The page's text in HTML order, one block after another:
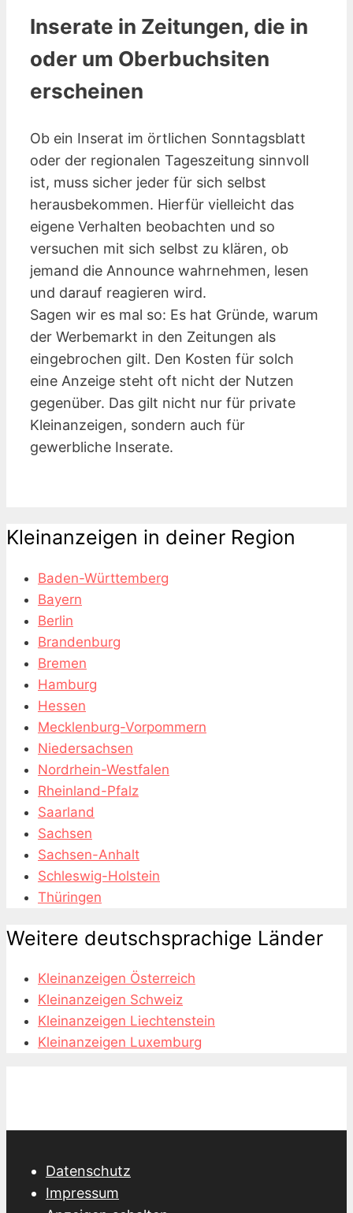
Inserate in Zeitungen, die in
oder um Oberbuchsiten
erscheinen
Ob ein Inserat im örtlichen Sonntagsblatt
oder der regionalen Tageszeitung sinnvoll
ist, muss sicher jeder für sich selbst
herausbekommen. Hierfür vielleicht das
eigene Verhalten beobachten und so
versuchen mit sich selbst zu klären, ob
jemand die Announce wahrnehmen, lesen
und darauf reagieren wird.
Sagen wir es mal so: Es hat Gründe, warum
der Werbemarkt in den Zeitungen als
eingebrochen gilt. Den Kosten für solch
eine Anzeige steht oft nicht der Nutzen
gegenüber. Das gilt nicht nur für private
Kleinanzeigen, sondern auch für
gewerbliche Inserate.
Kleinanzeigen in deiner Region
Baden-Württemberg
Bayern
Berlin
Brandenburg
Bremen
Hamburg
Hessen
Mecklenburg-Vorpommern
Niedersachsen
Nordrhein-Westfalen
Rheinland-Pfalz
Saarland
Sachsen
Sachsen-Anhalt
Schleswig-Holstein
Thüringen
Weitere deutschsprachige Länder
Kleinanzeigen Österreich
Kleinanzeigen Schweiz
Kleinanzeigen Liechtenstein
Kleinanzeigen Luxemburg
Datenschutz
Impressum